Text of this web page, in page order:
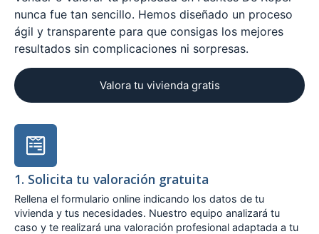
nunca fue tan sencillo. Hemos diseñado un proceso
ágil y transparente para que consigas los mejores
resultados sin complicaciones ni sorpresas.
Valora tu vivienda gratis
1. Solicita tu valoración gratuita
Rellena el formulario online indicando los datos de tu
vivienda y tus necesidades. Nuestro equipo analizará tu
caso y te realizará una valoración profesional adaptada a tu